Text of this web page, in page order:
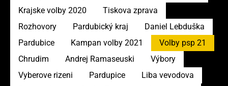
Krajske volby 2020
Tiskova zprava
Rozhovory
Pardubický kraj
Daniel Lebduška
Pardubice
Kampan volby 2021
Volby psp 21
Chrudim
Andrej Ramaseuski
Výbory
Vyberove rizeni
Pardupice
Liba vevodova